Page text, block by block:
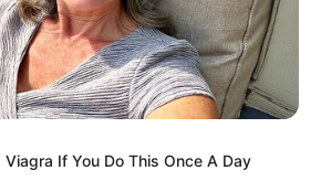
เม.ย.)ดวงเปิด ฟ้าเปิด บารมีเปิด
มีช่องทางใหม่ๆ ในการประกอบ
สุขมากขึ้น
If You Do This Once A Day